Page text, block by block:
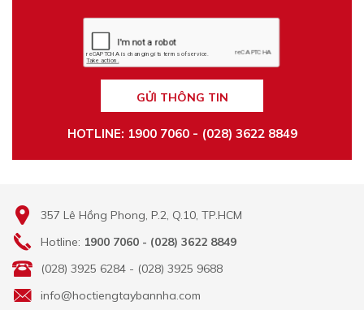
GỬI THÔNG TIN
HOTLINE: 1900 7060 - (028) 3622 8849
357 Lê Hồng Phong, P.2, Q.10, TP.HCM
Hotline: 1900 7060 - (028) 3622 8849
(028) 3925 6284 - (028) 3925 9688
info@hoctiengtaybannha.com